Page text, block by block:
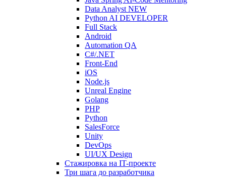
Data Analyst NEW
Python AI DEVELOPER
Full Stack
Android
Automation QA
C#/.NET
Front-End
iOS
Node.js
Unreal Engine
Golang
PHP
Python
SalesForce
Unity
DevOps
UI/UX Design
Стажировка на IT-проекте
Три шага до разработчика